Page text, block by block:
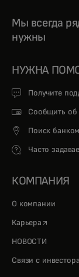
Мы всегда
нужны
НУЖНА
Получите
Сообщить об
Поиск
Часто
КОМПАНИЯ
О компании
Карьера opens in
НОВОСТИ
Связи с